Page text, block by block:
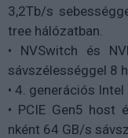
3,2Tb/s
tree hálózatban.
• NVSwitch és
sávszélességgel 8
• 4. generációs
• PCIE Gen5 host
nként 64 GB/s